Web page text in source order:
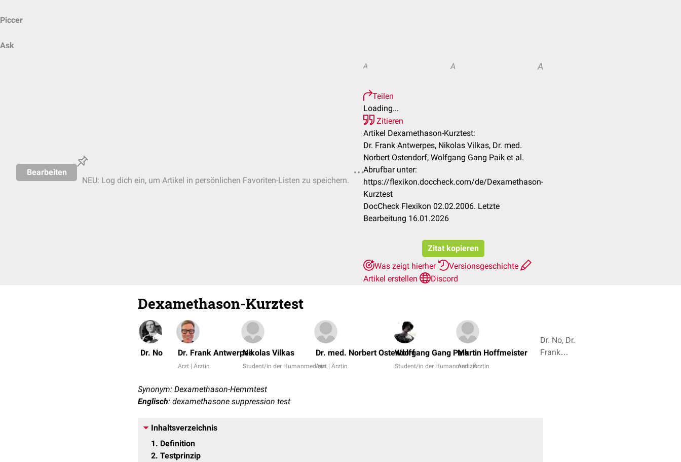
Piccer
Ask
Bearbeiten
NEU: Log dich ein, um Artikel in persönlichen Favoriten-Listen zu speichern.
A A A
Teilen
Loading...
Zitieren
Artikel Dexamethason-Kurztest:
Dr. Frank Antwerpes, Nikolas Vilkas, Dr. med.
Norbert Ostendorf, Wolfgang Gang Paik et al.
Abrufbar unter:
https://flexikon.doccheck.com/de/Dexamethason-
Kurztest
DocCheck Flexikon 02.02.2006. Letzte
Bearbeitung 16.01.2026
Zitat kopieren
Was zeigt hierher
Versionsgeschichte
Artikel erstellen
Discord
Dexamethason-Kurztest
Dr. No Dr. Frank Antwerpes
Arzt | Ärztin
Nikolas Vilkas
Student/in der Humanmedizin
Dr. med. Norbert Ostendorf
Arzt | Ärztin
Wolfgang Gang Paik
Student/in der Humanmedizin
Martin Hoffmeister
Arzt | Ärztin
Dr. No, Dr.
Frank
Synonym: Dexamethason-Hemmtest
Englisch: dexamethasone suppression test
Inhaltsverzeichnis
1
Definition
2 Testprinzip